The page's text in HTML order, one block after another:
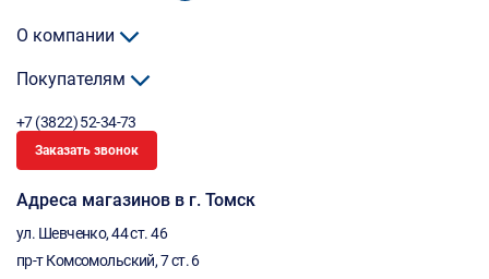
О компании
Покупателям
+7 (3822) 52-34-73
Заказать звонок
Адреса магазинов в г. Томск
ул. Шевченко, 44 ст. 46
пр-т Комсомольский, 7 ст. 6